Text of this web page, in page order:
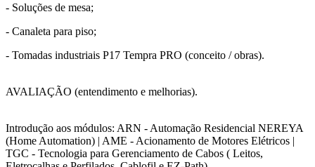
- Soluções de mesa;
- Canaleta para piso;
- Tomadas industriais P17 Tempra PRO (conceito / obras).
AVALIAÇÃO (entendimento e melhorias).
Introdução aos módulos: ARN - Automação Residencial NEREYA
(Home Automation) | AME - Acionamento de Motores Elétricos |
TGC - Tecnologia para Gerenciamento de Cabos ( Leitos,